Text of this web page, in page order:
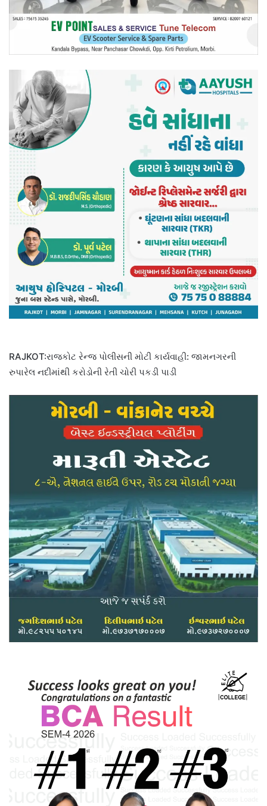
RAJKOT:રાજકોટ રેન્જ પોલીસની મોટી કાર્યવાહી: જામનગરની
રુપારેલ નદીમાંથી કરોડોની રેતી ચોરી પકડી પાડી